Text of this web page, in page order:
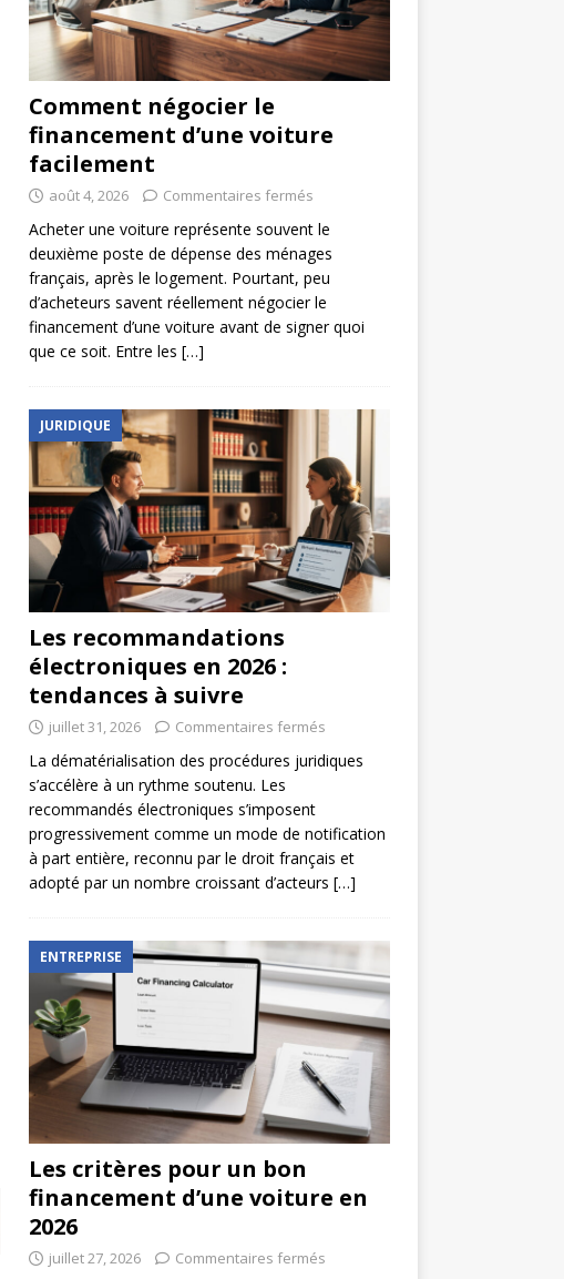
Comment négocier le
financement d’une voiture
facilement
août 4, 2026 Commentaires fermés
Acheter une voiture représente souvent le
deuxième poste de dépense des ménages
français, après le logement. Pourtant, peu
d’acheteurs savent réellement négocier le
financement d’une voiture avant de signer quoi
que ce soit. Entre les […]
JURIDIQUE
Les recommandations
électroniques en 2026 :
tendances à suivre
juillet 31, 2026 Commentaires fermés
La dématérialisation des procédures juridiques
s’accélère à un rythme soutenu. Les
recommandés électroniques s’imposent
progressivement comme un mode de notification
à part entière, reconnu par le droit français et
adopté par un nombre croissant d’acteurs […]
ENTREPRISE
Les critères pour un bon
financement d’une voiture en
2026
juillet 27, 2026 Commentaires fermés